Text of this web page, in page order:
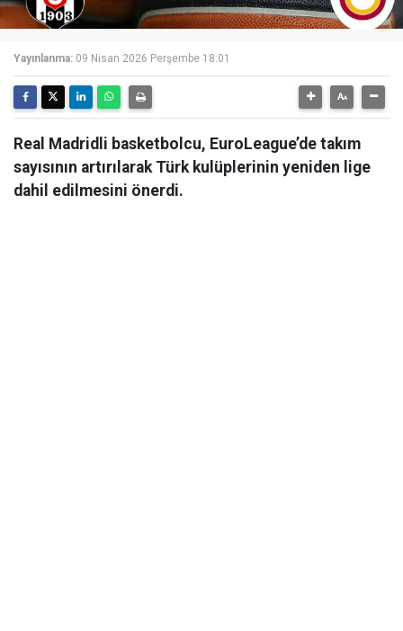
Yayınlanma: 09 Nisan 2026 Perşembe 18:01
Real Madridli basketbolcu, EuroLeague’de takım
sayısının artırılarak Türk kulüplerinin yeniden lige
dahil edilmesini önerdi.